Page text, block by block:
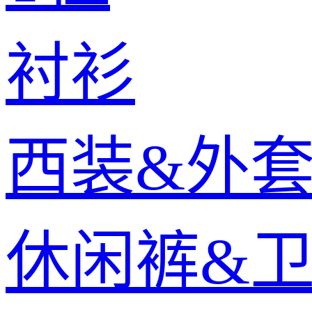
衬衫
西装&外
休闲裤&